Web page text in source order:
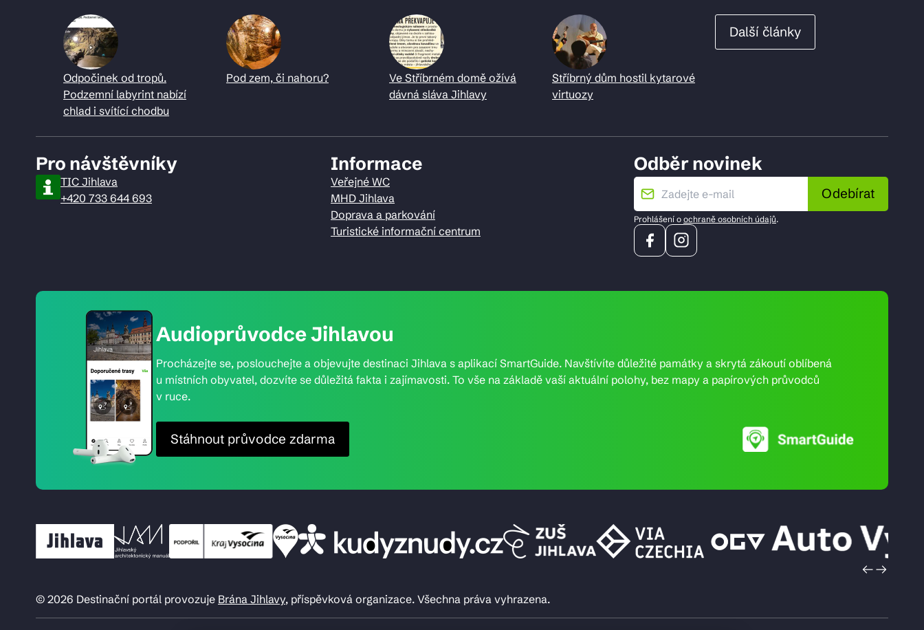
Odpočinek od tropů.
Podzemní labyrint nabízí
chlad i svítící chodbu
Pod zem, či nahoru?
Ve Stříbrném domě ožívá
dávná sláva Jihlavy
Stříbrný dům hostil kytarové
virtuozy
Další články
Pro návštěvníky
TIC Jihlava
+420 733 644 693
Informace
Veřejné WC
MHD Jihlava
Doprava a parkování
Turistické informační centrum
Odběr novinek
Odebírat
Prohlášení o ochraně osobních údajů.
Audioprůvodce Jihlavou
Procházejte se, poslouchejte a objevujte destinaci Jihlava s aplikací SmartGuide. Navštívíte důležité památky a skrytá zákoutí oblíbená
u místních obyvatel, dozvíte se důležitá fakta i zajímavosti. To vše na základě vaší aktuální polohy, bez mapy a papírových průvodců
v ruce.
Stáhnout průvodce zdarma
© 2026 Destinační portál provozuje Brána Jihlavy, příspěvková organizace. Všechna práva vyhrazena.